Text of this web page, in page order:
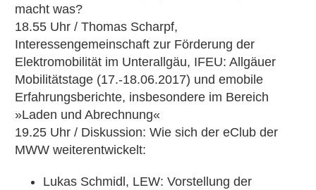
macht was?
18.55 Uhr / Thomas Scharpf,
Interessengemeinschaft zur Förderung der
Elektromobilität im Unterallgäu, IFEU: Allgäuer
Mobilitätstage (17.-18.06.2017) und emobile
Erfahrungsberichte, insbesondere im Bereich
»Laden und Abrechnung«
19.25 Uhr / Diskussion: Wie sich der eClub der
MWW weiterentwickelt:
Lukas Schmidl, LEW: Vorstellung der